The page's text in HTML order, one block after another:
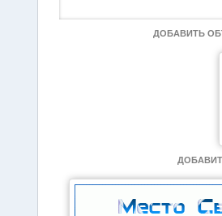
ДОБАВИТЬ